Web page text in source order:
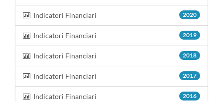
Indicatori Financiari 2020
Indicatori Financiari 2019
Indicatori Financiari 2018
Indicatori Financiari 2017
Indicatori Financiari 2016